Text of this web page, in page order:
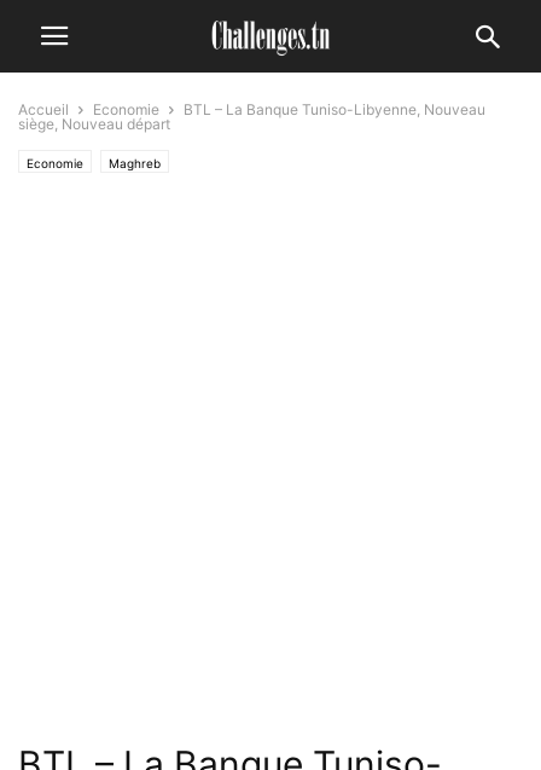
Accueil Economie
BTL – La Banque Tuniso-Libyenne, Nouveau
siège, Nouveau départ
Economie Maghreb